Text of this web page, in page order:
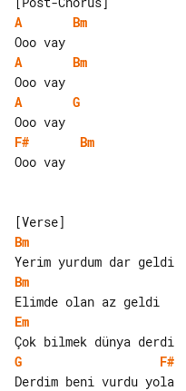
A
Bm
A
Bm
A
G
F#
Bm
Ooo vay
Bm
Bm
Em
G
F#
Derdim beni vurdu yola